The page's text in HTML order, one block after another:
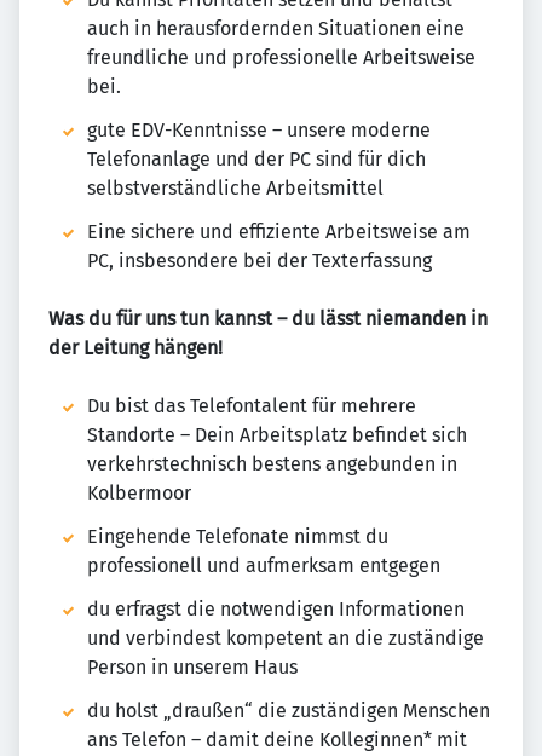
auch in herausfordernden Situationen eine
freundliche und professionelle Arbeitsweise
bei.
gute EDV-Kenntnisse – unsere moderne
Telefonanlage und der PC sind für dich
selbstverständliche Arbeitsmittel
Eine sichere und effiziente Arbeitsweise am
PC, insbesondere bei der Texterfassung
Was du für uns tun kannst – du lässt niemanden in
der Leitung hängen!
Du bist das Telefontalent für mehrere
Standorte – Dein Arbeitsplatz befindet sich
verkehrstechnisch bestens angebunden in
Kolbermoor
Eingehende Telefonate nimmst du
professionell und aufmerksam entgegen
du erfragst die notwendigen Informationen
und verbindest kompetent an die zuständige
Person in unserem Haus
du holst „draußen“ die zuständigen Menschen
ans Telefon – damit deine Kolleginnen* mit